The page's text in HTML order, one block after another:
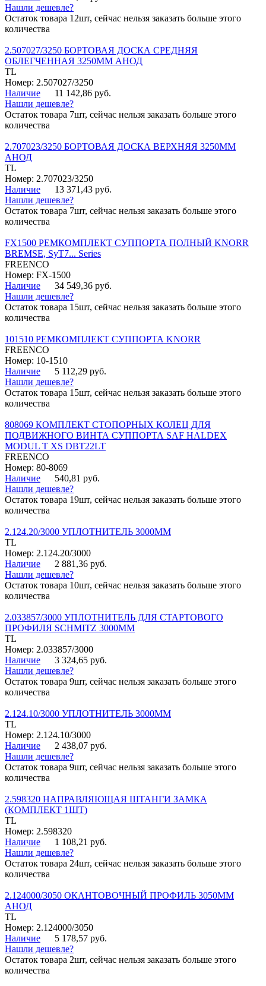
Нашли дешевле?
Остаток товара 12шт, сейчас нельзя заказать больше этого
количества
2.507027/3250 БОРТОВАЯ ДОСКА СРЕДНЯЯ
ОБЛЕГЧЕННАЯ 3250ММ АНОД
TL
Номер: 2.507027/3250
Наличие
11 142,86 руб.
Нашли дешевле?
Остаток товара 7шт, сейчас нельзя заказать больше этого
количества
2.707023/3250 БОРТОВАЯ ДОСКА ВЕРХНЯЯ 3250ММ
АНОД
TL
Номер: 2.707023/3250
Наличие
13 371,43 руб.
Нашли дешевле?
Остаток товара 7шт, сейчас нельзя заказать больше этого
количества
FX1500 РЕМКОМПЛЕКТ СУППОРТА ПОЛНЫЙ KNORR
BREMSE, SyT7... Series
FREENCO
Номер: FX-1500
Наличие
34 549,36 руб.
Нашли дешевле?
Остаток товара 15шт, сейчас нельзя заказать больше этого
количества
101510 РЕМКОМПЛЕКТ СУППОРТА KNORR
FREENCO
Номер: 10-1510
Наличие
5 112,29 руб.
Нашли дешевле?
Остаток товара 15шт, сейчас нельзя заказать больше этого
количества
808069 КОМПЛЕКТ СТОПОРНЫХ КОЛЕЦ ДЛЯ
ПОДВИЖНОГО ВИНТА СУППОРТА SAF HALDEX
MODUL T XS DBT22LT
FREENCO
Номер: 80-8069
Наличие
540,81 руб.
Нашли дешевле?
Остаток товара 19шт, сейчас нельзя заказать больше этого
количества
2.124.20/3000 УПЛОТНИТЕЛЬ 3000ММ
TL
Номер: 2.124.20/3000
Наличие
2 881,36 руб.
Нашли дешевле?
Остаток товара 10шт, сейчас нельзя заказать больше этого
количества
2.033857/3000 УПЛОТНИТЕЛЬ ДЛЯ СТАРТОВОГО
ПРОФИЛЯ SCHMITZ 3000ММ
TL
Номер: 2.033857/3000
Наличие
3 324,65 руб.
Нашли дешевле?
Остаток товара 9шт, сейчас нельзя заказать больше этого
количества
2.124.10/3000 УПЛОТНИТЕЛЬ 3000ММ
TL
Номер: 2.124.10/3000
Наличие
2 438,07 руб.
Нашли дешевле?
Остаток товара 9шт, сейчас нельзя заказать больше этого
количества
2.598320 НАПРАВЛЯЮЩАЯ ШТАНГИ ЗАМКА
(КОМПЛЕКТ 1ШТ)
TL
Номер: 2.598320
Наличие
1 108,21 руб.
Нашли дешевле?
Остаток товара 24шт, сейчас нельзя заказать больше этого
количества
2.124000/3050 ОКАНТОВОЧНЫЙ ПРОФИЛЬ 3050ММ
АНОД
TL
Номер: 2.124000/3050
Наличие
5 178,57 руб.
Нашли дешевле?
Остаток товара 2шт, сейчас нельзя заказать больше этого
количества